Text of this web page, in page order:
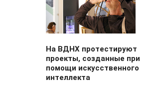
На ВДНХ протестируют
проекты, созданные при
помощи искусственного
интеллекта